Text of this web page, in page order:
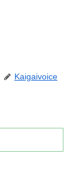
Kaigaivoice